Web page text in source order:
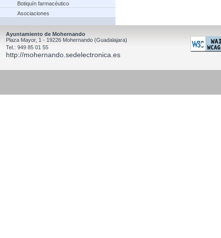
Botiquín farmacéutico
Asociaciones
Ayuntamiento de Mohernando
Plaza Mayor, 1 - 19226 Mohernando (Guadalajara)
Tel.: 949 85 01 55
http://mohernando.sedelectronica.es